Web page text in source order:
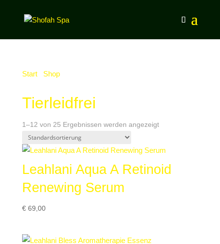
Start/ Shop/ Produkte verschlagwortet mit
Tierleidfrei
1–12 von 25 Ergebnissen werden angezeigt
Leahlani Aqua A Retinoid
Renewing Serum
€69,00